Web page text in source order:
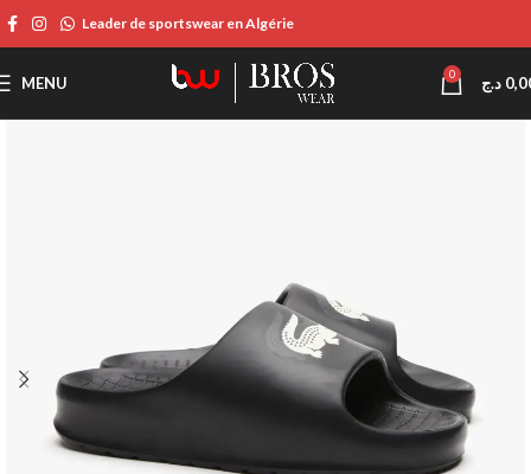
Leader de sportswear en Algérie
MENU 0 د.ج